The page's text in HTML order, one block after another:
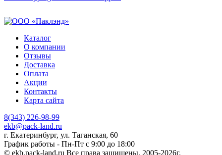
Каталог
О компании
Отзывы
Доставка
Оплата
Акции
Контакты
Карта сайта
8(343) 226-98-99
ekb@pack-land.ru
г. Екатеринбург, ул. Таганская, 60
График работы - Пн-Пт с 9:00 до 18:00
© ekb.pack-land.ru Все права защищены. 2005-2026г.